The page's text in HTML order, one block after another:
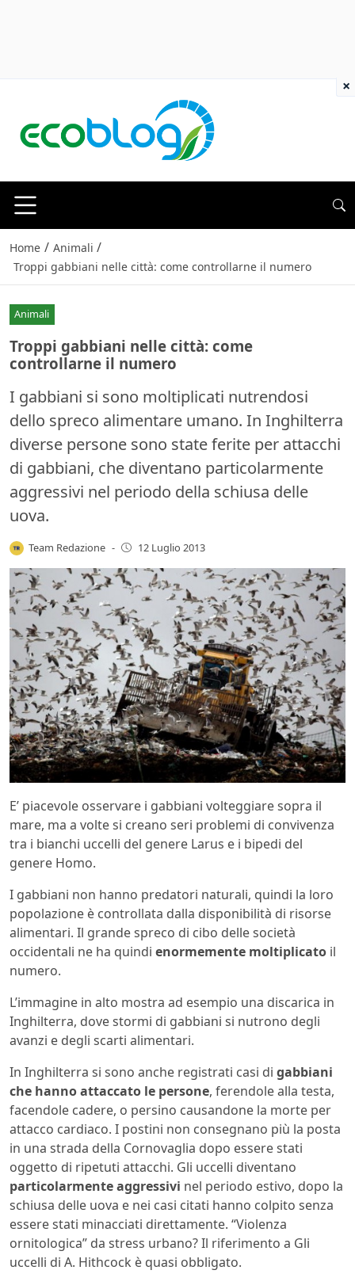
Home / Animali /
Troppi gabbiani nelle città: come controllarne il numero
Animali
Troppi gabbiani nelle città: come
controllarne il numero
I gabbiani si sono moltiplicati nutrendosi
dello spreco alimentare umano. In Inghilterra
diverse persone sono state ferite per attacchi
di gabbiani, che diventano particolarmente
aggressivi nel periodo della schiusa delle
uova.
Team Redazione - 12 Luglio 2013
E’ piacevole osservare i gabbiani volteggiare sopra il
mare, ma a volte si creano seri problemi di convivenza
tra i bianchi uccelli del genere Larus e i bipedi del
genere Homo.
I gabbiani non hanno predatori naturali, quindi la loro
popolazione è controllata dalla disponibilità di risorse
alimentari. Il grande spreco di cibo delle società
occidentali ne ha quindi enormemente moltiplicato il
numero.
L’immagine in alto mostra ad esempio una discarica in
Inghilterra, dove stormi di gabbiani si nutrono degli
avanzi e degli scarti alimentari.
In Inghilterra si sono anche registrati casi di gabbiani
che hanno attaccato le persone, ferendole alla testa,
facendole cadere, o persino causandone la morte per
attacco cardiaco. I postini non consegnano più la posta
in una strada della Cornovaglia dopo essere stati
oggetto di ripetuti attacchi. Gli uccelli diventano
particolarmente aggressivi nel periodo estivo, dopo la
schiusa delle uova e nei casi citati hanno colpito senza
essere stati minacciati direttamente. “Violenza
ornitologica” da stress urbano? Il riferimento a Gli
uccelli di A. Hithcock è quasi obbligato.
×